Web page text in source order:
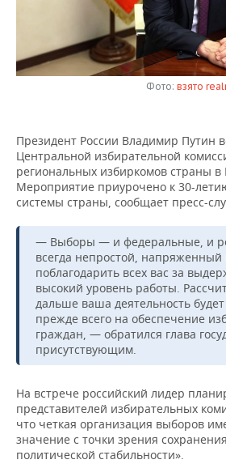
НЕФТЕХИМИЯ
НЕФТЬ
ОПК
РОЗНИЧНАЯ ТОРГОВЛЯ
ТРАНСПОРТ
НОВОСТИ ТЕХНОЛОГИЙ
IT
ТЕЛЕКОММУНИКАЦИИ
МЕРОПРИЯТИЯ
НОВОСТИ МЕРОПРИЯТИЙ
БИЗНЕС-БРАНЧИ
ONLINE-КОНФЕРЕНЦИИ
СПОРТ
ФУТБОЛ
ХОККЕЙ
ВОЛЕЙБОЛ
КИБЕРСПОРТ
ФИГУРНОЕ КАТАНИЕ
ВОДНЫЕ ВИДЫ СПОРТА
ХОККЕЙ С МЯЧОМ
НОВОСТИ ОБЩЕСТВА
ВЛАСТЬ
ИСТОРИЯ
КУЛЬТУРА
МЕДИЦИНА
ОБРАЗОВАНИЕ
ПРОИСШЕСТВИЯ
ФОТОГАЛЕРЕЯ
СЮЖЕТЫ
СПИСОК ПЕРСОН
СПИСОК КОМПАНИЙ
ПОЛНАЯ ВЕРСИЯ
Фото: взято
Президент России Владимир Путин
Центральной избирательной
региональных избиркомов страны в
Мероприятие приурочено к 30-
системы страны, сообщает пресс-
— Выборы — и федеральные, и
всегда непростой, напряженный
поблагодарить всех вас за
высокий уровень работы.
дальше ваша деятельность
прежде всего на обеспечение
граждан, — обратился глава
присутствующим.
На встрече российский лидер
представителей избирательных
что четкая организация выборов
значение с точки зрения
политической стабильности».